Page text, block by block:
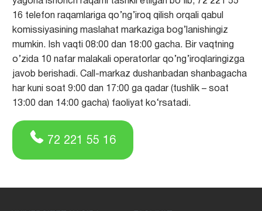
16 telefon raqamlariga qo’ng’iroq qilish orqali qabul
komissiyasining maslahat markaziga bog’lanishingiz
mumkin. Ish vaqti 08:00 dan 18:00 gacha. Bir vaqtning
o’zida 10 nafar malakali operatorlar qo’ng’iroqlaringizga
javob berishadi. Call-markaz dushanbadan shanbagacha
har kuni soat 9:00 dan 17:00 ga qadar (tushlik – soat
13:00 dan 14:00 gacha) faoliyat ko‘rsatadi.
72 221 55 16